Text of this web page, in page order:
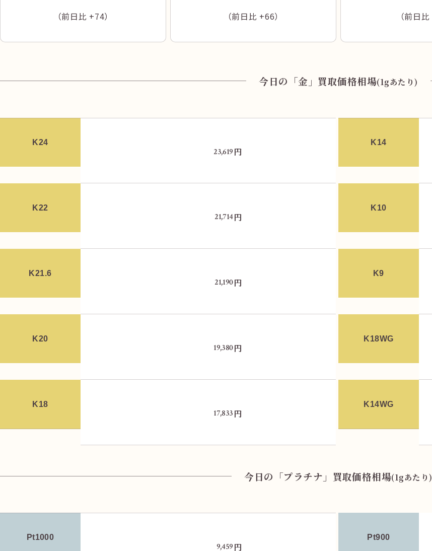
角で左折します。
郵便局側の入口に入ってすぐ右手側に進みま
（前日比 +74） （前日比 +66） （前日比
今日の「金」買取価格相場(1gあたり)
K24
23,619円
K22
21,714円
K21.6
21,190円
K20
19,380円
K18
17,833円
K14
K10
K9
K18WG
K14WG
今日の「プラチナ」買取価格相場(1gあたり)
Pt1000
9,459円
Pt900